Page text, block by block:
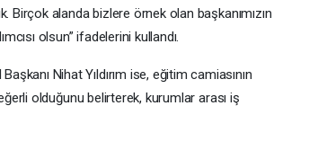
Birçok alanda bizlere örnek olan başkanımızın
olsun” ifadelerini kullandı.
Nihat Yıldırım ise, eğitim camiasının
olduğunu belirterek, kurumlar arası iş